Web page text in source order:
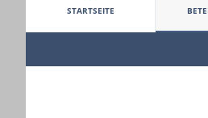
STARTSEITE